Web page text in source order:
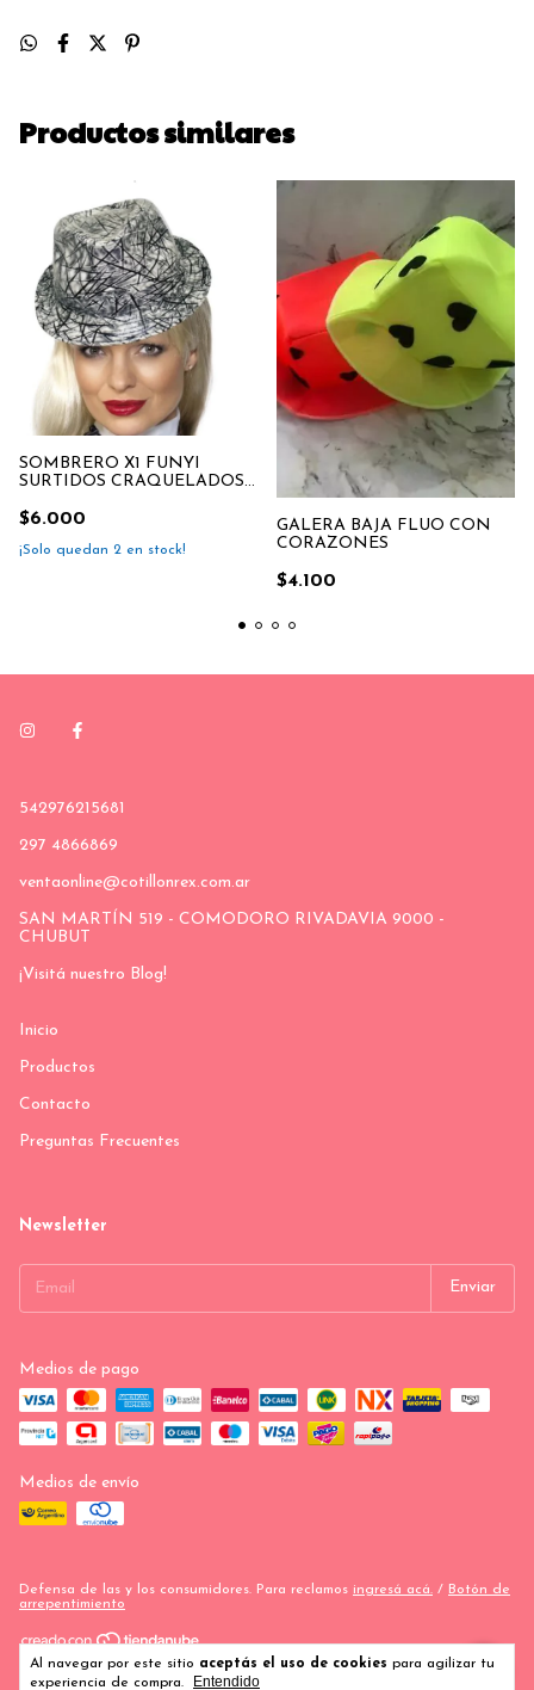
Al navegar por este sitio aceptás el uso de cookies para agilizar tu
experiencia de compra.
Entendido
Productos similares
SOMBRERO X1 FUNYI
SURTIDOS CRAQUELADOS
$6.000
¡Solo quedan 2 en stock!
GALERA BAJA FLUO CON
CORAZONES
$4.100
542976215681
297 4866869
ventaonline@cotillonrex.com.ar
SAN MARTÍN 519 - COMODORO RIVADAVIA 9000 -
CHUBUT
¡Visitá nuestro Blog!
Inicio
Productos
Contacto
Preguntas Frecuentes
Newsletter
Medios de pago
Medios de envío
Defensa de las y los consumidores. Para reclamos ingresá acá. / Botón de
arrepentimiento
Copyright COTILLON REX - 2026. Todos los derechos reservados.